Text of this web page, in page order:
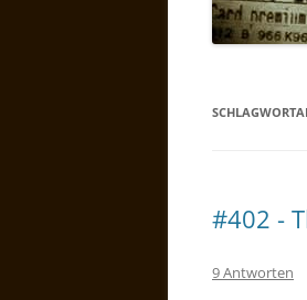
#402 -
9 Antworten